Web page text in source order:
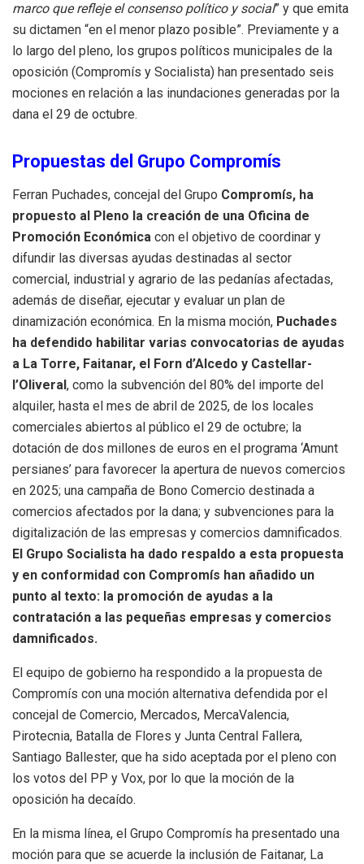
marco que refleje el consenso político y social” y que emita
su dictamen “en el menor plazo posible”. Previamente y a
lo largo del pleno, los grupos políticos municipales de la
oposición (Compromís y Socialista) han presentado seis
mociones en relación a las inundaciones generadas por la
dana el 29 de octubre.
Propuestas del Grupo Compromís
Ferran Puchades, concejal del Grupo Compromís, ha
propuesto al Pleno la creación de una Oficina de
Promoción Económica con el objetivo de coordinar y
difundir las diversas ayudas destinadas al sector
comercial, industrial y agrario de las pedanías afectadas,
además de diseñar, ejecutar y evaluar un plan de
dinamización económica. En la misma moción, Puchades
ha defendido habilitar varias convocatorias de ayudas
a La Torre, Faitanar, el Forn d’Alcedo y Castellar-
l’Oliveral , como la subvención del 80% del importe del
alquiler, hasta el mes de abril de 2025, de los locales
comerciales abiertos al público el 29 de octubre; la
dotación de dos millones de euros en el programa ‘Amunt
persianes’ para favorecer la apertura de nuevos comercios
en 2025; una campaña de Bono Comercio destinada a
comercios afectados por la dana; y subvenciones para la
digitalización de las empresas y comercios damnificados.
El Grupo Socialista ha dado respaldo a esta propuesta
y en conformidad con Compromís han añadido un
punto al texto: la promoción de ayudas a la
contratación a las pequeñas empresas y comercios
damnificados.
El equipo de gobierno ha respondido a la propuesta de
Compromís con una moción alternativa defendida por el
concejal de Comercio, Mercados, MercaValencia,
Pirotecnia, Batalla de Flores y Junta Central Fallera,
Santiago Ballester, que ha sido aceptada por el pleno con
los votos del PP y Vox, por lo que la moción de la
oposición ha decaído.
En la misma línea, el Grupo Compromís ha presentado una
moción para que se acuerde la inclusión de Faitanar, La